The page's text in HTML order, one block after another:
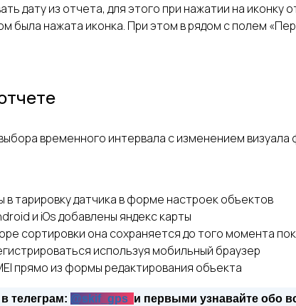
дату из отчета, для этого при нажатии на иконку
была нажата иконка. При этом в рядом с полем
временного интервала с изменением
тарировку датчика в форме настроек объектов
и iOs добавлены яндекс карты
сортировки она сохраняется до того момента
используя мобильный браузер
прямо из формы редактирования объекта
телеграм: @skif_gps и первыми узнавайте обо